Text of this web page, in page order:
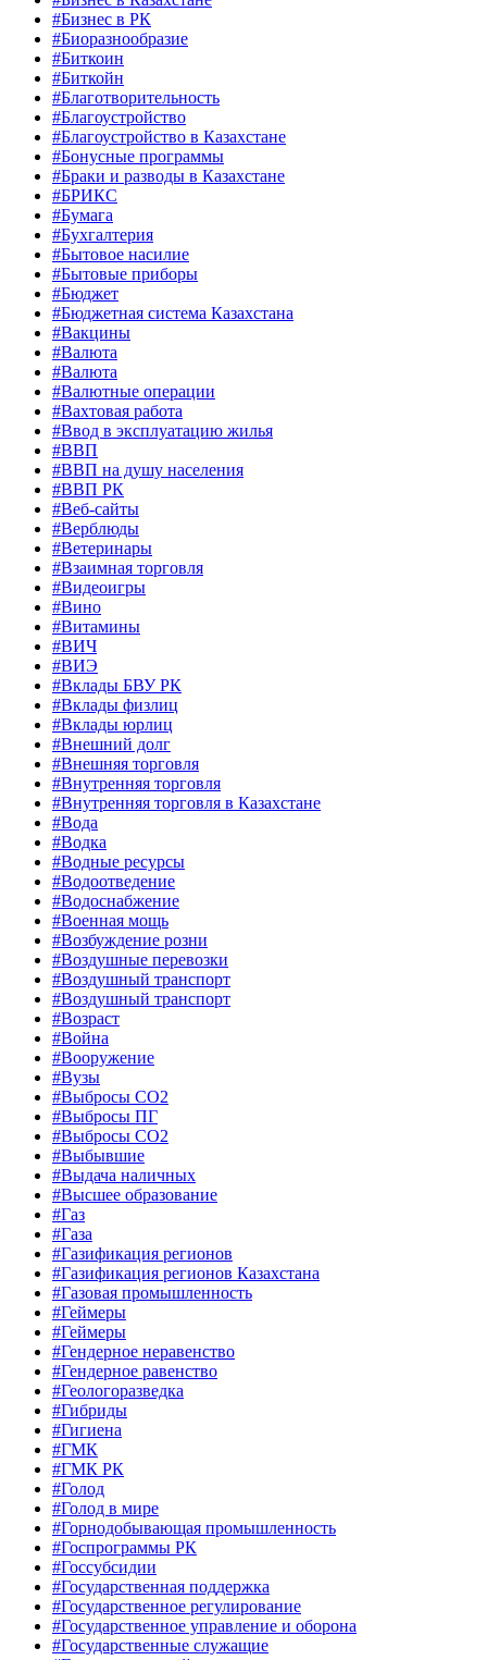
#Бизнес в РК
#Биоразнообразие
#Биткоин
#Биткойн
#Благотворительность
#Благоустройство
#Благоустройство в Казахстане
#Бонусные программы
#Браки и разводы в Казахстане
#БРИКС
#Бумага
#Бухгалтерия
#Бытовое насилие
#Бытовые приборы
#Бюджет
#Бюджетная система Казахстана
#Вакцины
#Валюта
#Валюта
#Валютные операции
#Вахтовая работа
#Ввод в эксплуатацию жилья
#ВВП
#ВВП на душу населения
#ВВП РК
#Веб-сайты
#Верблюды
#Ветеринары
#Взаимная торговля
#Видеоигры
#Вино
#Витамины
#ВИЧ
#ВИЭ
#Вклады БВУ РК
#Вклады физлиц
#Вклады юрлиц
#Внешний долг
#Внешняя торговля
#Внутренняя торговля
#Внутренняя торговля в Казахстане
#Вода
#Водка
#Водные ресурсы
#Водоотведение
#Водоснабжение
#Военная мощь
#Возбуждение розни
#Воздушные перевозки
#Воздушный транспорт
#Воздушный транспорт
#Возраст
#Война
#Вооружение
#Вузы
#Выбросы CO2
#Выбросы ПГ
#Выбросы СО2
#Выбывшие
#Выдача наличных
#Высшее образование
#Газ
#Газа
#Газификация регионов
#Газификация регионов Казахстана
#Газовая промышленность
#Геймеры
#Геймеры
#Гендерное неравенство
#Гендерное равенство
#Геологоразведка
#Гибриды
#Гигиена
#ГМК
#ГМК РК
#Голод
#Голод в мире
#Горнодобывающая промышленность
#Госпрограммы РК
#Госсубсидии
#Государственная поддержка
#Государственное регулирование
#Государственное управление и оборона
#Государственные служащие